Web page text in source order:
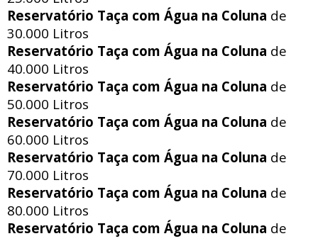
Reservatório Taça com Água na Coluna de
30.000 Litros
Reservatório Taça com Água na Coluna de
40.000 Litros
Reservatório Taça com Água na Coluna de
50.000 Litros
Reservatório Taça com Água na Coluna de
60.000 Litros
Reservatório Taça com Água na Coluna de
70.000 Litros
Reservatório Taça com Água na Coluna de
80.000 Litros
Reservatório Taça com Água na Coluna de